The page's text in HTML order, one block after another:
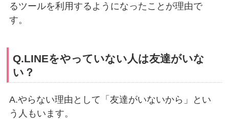
るツールを利用するようになったことが理由で
す。
Q.LINEをやっていない人は友達がいな
い？
A.やらない理由として「友達がいないから」とい
う人もいます。